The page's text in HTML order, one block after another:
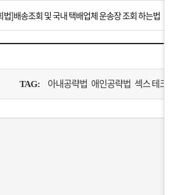
]배송조회 및 국내 택배업체 운송장 조회 하는법
고객 앱설치 가능합니다.
TAG: 아내공략법 애인공략법 섹스 테크닉